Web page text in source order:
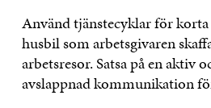
Använd tjänstecyklar för
husbil som arbetsgivaren
arbetsresor. Satsa på en aktiv
avslappnad kommunikation